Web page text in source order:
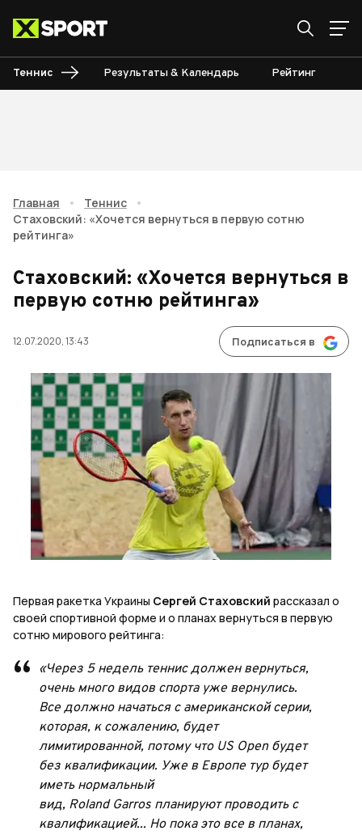
Теннис Результаты & Календарь Рейтинг
Главная • Теннис
•
Стаховский: «Хочется вернуться в первую сотню
рейтинга»
Стаховский: «Хочется вернуться в
первую сотню рейтинга»
12.07.2020, 13:43 Подписаться в
Первая ракетка Украины Сергей Стаховский рассказал о
своей спортивной форме и о планах вернуться в первую
сотню мирового рейтинга:
«Через 5 недель теннис должен вернуться,
очень много видов спорта уже вернулись.
Все должно начаться с американской серии,
которая, к сожалению, будет
лимитированной, потому что US Open будет
без квалификации. Уже в Европе тур будет
иметь нормальный
вид, Roland Garros планируют проводить с
квалификацией... Но пока это все в планах,